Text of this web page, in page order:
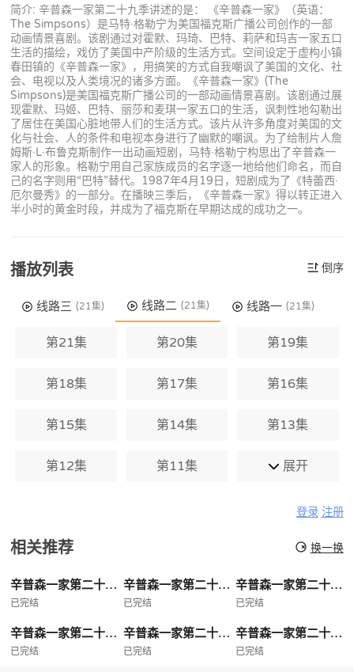
简介: 辛普森一家第二十九季讲述的是： 《辛普森一家》（英语：
The Simpsons）是马特·格勒宁为美国福克斯广播公司创作的一部
动画情景喜剧。该剧通过对霍默、玛琦、巴特、莉萨和玛吉一家五口
生活的描绘，戏仿了美国中产阶级的生活方式。空间设定于虚构小镇
春田镇的《辛普森一家》，用搞笑的方式自我嘲讽了美国的文化、社
会、电视以及人类境况的诸多方面。《辛普森一家》(The
Simpsons)是美国福克斯广播公司的一部动画情景喜剧。该剧通过展
现霍默、玛姬、巴特、丽莎和麦琪一家五口的生活，讽刺性地勾勒出
了居住在美国心脏地带人们的生活方式。该片从许多角度对美国的文
化与社会、人的条件和电视本身进行了幽默的嘲讽。为了给制片人詹
姆斯·L·布鲁克斯制作一出动画短剧，马特·格勒宁构思出了辛普森一
家人的形象。格勒宁用自己家族成员的名字逐一地给他们命名，而自
己的名字则用“巴特”替代。1987年4月19日，短剧成为了《特蕾西·
厄尔曼秀》的一部分。在播映三季后，《辛普森一家》得以转正进入
半小时的黄金时段，并成为了福克斯在早期达成的成功之一。
播放列表 倒序
线路三 (21集) 线路二 (21集) 线路一 (21集)
第21集 第20集 第19集
第18集 第17集 第16集
第15集 第14集 第13集
第12集 第11集 展开
登录 注册
相关推荐 换一换
辛普森一家第二十八季
已完结
辛普森一家第二十七季
已完结
辛普森一家第二十六季
已完结
辛普森一家第二十五季
已完结
辛普森一家第二十四季
已完结
辛普森一家第二十三季
已完结